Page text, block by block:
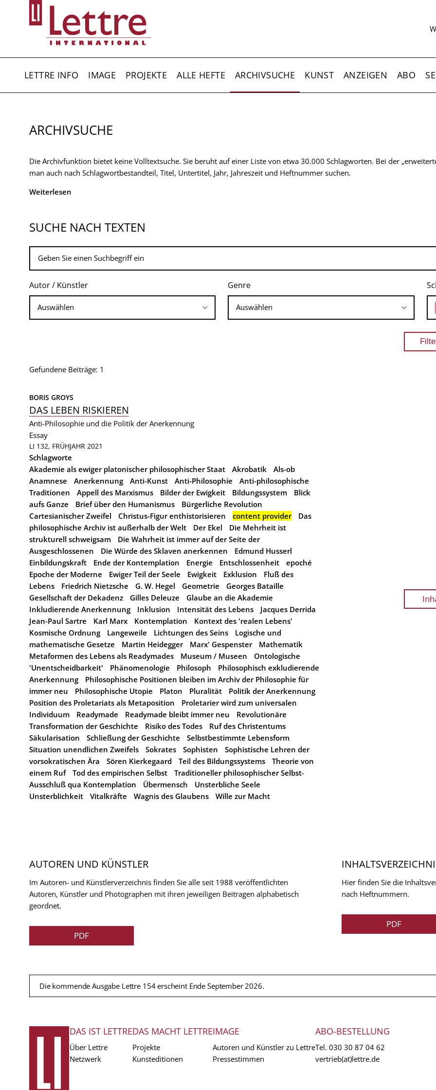
LETTRE INFO IMAGE PROJEKTE ALLE HEFTE ARCHIVSUCHE KUNST ANZEIGEN ABO
ARCHIVSUCHE
Die Archivfunktion bietet keine Volltextsuche. Sie beruht auf einer Liste von etwa 30.000 Schlagworten. Bei der
man auch nach Schlagwortbestandteil, Titel, Untertitel, Jahr, Jahreszeit und Heftnummer suchen.
Weiterlesen
SUCHE NACH TEXTEN
Autor / Künstler Genre
Gefundene Beiträge: 1
BORIS GROYS
DAS LEBEN RISKIEREN
Anti-Philosophie und die Politik der Anerkennung
Essay
LI 132, FRÜHJAHR 2021
Schlagworte
Akademie als ewiger platonischer philosophischer Staat
Akrobatik
Als-ob
Anamnese
Anerkennung Anti-Kunst Anti-Philosophie
Anti-philosophische
Traditionen
Appell des Marxismus Bilder der Ewigkeit Bildungssystem
Blick
aufs Ganze
Brief über den Humanismus
Bürgerliche Revolution
Cartesianischer Zweifel
Christus-Figur enthistorisieren content provider
Das
philosophische Archiv ist außerhalb der Welt
Der Ekel
Die Mehrheit ist
strukturell schweigsam
Die Wahrheit ist immer auf der Seite der
Ausgeschlossenen
Die Würde des Sklaven anerkennen
Edmund Husserl
Einbildungskraft
Ende der Kontemplation Energie Entschlossenheit
epoché
Epoche der Moderne
Ewiger Teil der Seele Ewigkeit Exklusion
Fluß des
Lebens
Friedrich Nietzsche G. W. Hegel Geometrie
Georges Bataille
Gesellschaft der Dekadenz
Gilles Deleuze
Glaube an die Akademie
Inkludierende Anerkennung
Inklusion Intensität des Lebens
Jacques Derrida
Jean-Paul Sartre
Karl Marx Kontemplation
Kontext des 'realen Lebens'
Kosmische Ordnung
Langeweile Lichtungen des Seins
Logische und
mathematische Gesetze
Martin Heidegger Marx' Gespenster
Mathematik
Metaformen des Lebens als Readymades
Museum / Museen
Ontologische
'Unentscheidbarkeit'
Phänomenologie Philosoph
Philosophisch exkludierende
Anerkennung
Philosophische Positionen bleiben im Archiv der Philosophie für
immer neu
Philosophische Utopie Platon Pluralität
Politik der Anerkennung
Position des Proletariats als Metaposition
Proletarier wird zum universalen
Individuum
Readymade Readymade bleibt immer neu
Revolutionäre
Transformation der Geschichte
Risiko des Todes
Ruf des Christentums
Säkularisation
Schließung der Geschichte
Selbstbestimmte Lebensform
Situation unendlichen Zweifels
Sokrates Sophisten
Sophistische Lehren der
vorsokratischen Ära
Sören Kierkegaard Teil des Bildungssystems
Theorie von
einem Ruf
Tod des empirischen Selbst
Traditioneller philosophischer Selbst-
Ausschluß qua Kontemplation
Übermensch
Unsterbliche Seele
Unsterblichkeit
Vitalkräfte Wagnis des Glaubens Wille zur Macht
AUTOREN UND KÜNSTLER
Im Autoren- und Künstlerverzeichnis finden Sie alle seit 1988 veröffentlichten
Autoren, Künstler und Photographen mit ihren jeweiligen Beitragen alphabetisch
geordnet.
PDF
Hier finden Sie die
nach Heftnummern.
PDF
Die kommende Ausgabe Lettre 154 erscheint Ende September 2026.
FUSSZEILE
DAS IST LETTRE
Über Lettre
Netzwerk
DAS MACHT LETTRE
Projekte
Kunsteditionen
IMAGE
Autoren und Künstler zu Lettre
Pressestimmen
ABO-BESTELLUNG
Tel. 030 30 87 04 62
vertrieb(at)lettre.de